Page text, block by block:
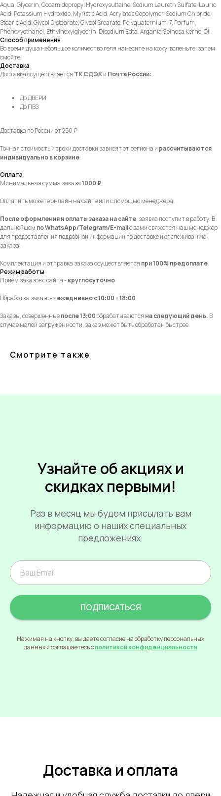
Aqua, Glycerin, Cocamidopropyl Hydroxysultaine, Sodium Laureth Sulfate, Lauric
Acid, Potassium Hydroxide, Myristic Acid, Acrylates Copolymer, Sodium Chloride,
Stearic Acid, Glycol Distearate, Glycol Srearate, Polyquaternium-7, Parfum,
Phenoxyethanol, Ethylhexylglycerin, Disodium Edta, Argania Spinosa Kernel Oil.
Способ применения
Во время душа небольшое количество геля нанесите на кожу, вспеньте, затем
смойте.
Доставка
Доставка осуществляется ТК СДЭКи Почта России:
До ДВЕРИ
До ПВЗ
Доставка по России от 250 ₽
Точная стоимость и сроки доставки зависят от региона и рассчитываются
индивидуально в корзине.
Оплата
Минимальная сумма заказа1000 ₽
Оплатить можете онлайн на сайте или с помощью менеджера.
После оформления и оплаты заказа на сайте, заявка поступит в работу. В
дальнейшем поWhatsApp/Telegram/E-mailс вами свяжется наш менеджер
для предоставления подробной информации по доставке и отслеживанию
заказа.
Комплектация и отправка заказа осуществляется при 100% предоплате.
Режим работы
Прием заказов с сайта -круглосуточно
Обработка заказов -ежедневно с 10:00 - 18:00
Заказы, совершенныепосле 13:00обрабатываются на следующий день. В
случае малой загруженности, заказ может быть обработан быстрее.
Смотрите также
Узнайте об акциях и
скидках первыми!
Раз в месяц мы будем присылать вам
информацию о наших специальных
предложениях.
ПОДПИСАТЬСЯ
Нажимая на кнопку, вы даете согласие на обработку персональных
данных и соглашаетесь сполитикой конфиденциальности
Доставка и оплата